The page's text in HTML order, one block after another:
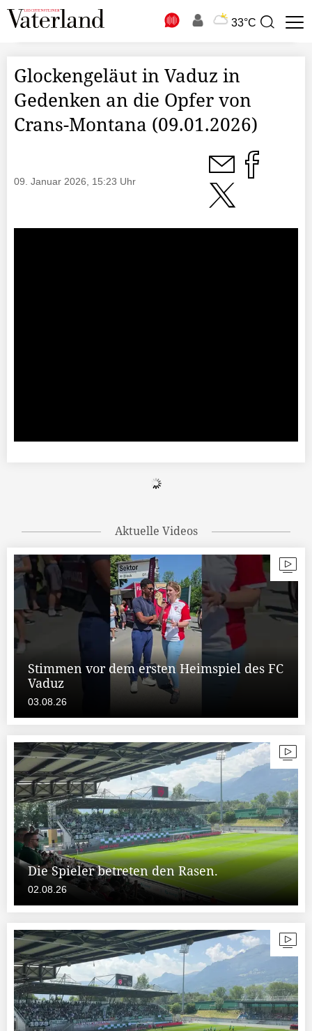
33°C
Suchbegriff
Glockengeläut in Vaduz in
Gedenken an die Opfer von
Crans-Montana (09.01.2026)
09. Januar 2026, 15:23 Uhr
Aktuelle Videos
Stimmen vor dem ersten Heimspiel des FC
Vaduz
03.08.26
Die Spieler betreten den Rasen.
02.08.26